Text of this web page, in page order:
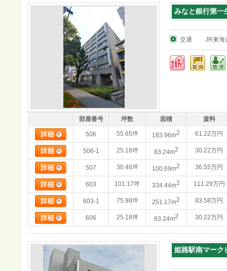
みなと銀行第一
交通 JR東海
部屋番号 坪数 面積 賃料
506 55.65坪 183.96m2 61.22万円
506-1 25.18坪 83.24m2 30.22万円
507 30.46坪 100.69m2 36.55万円
603 101.17坪 334.44m2 111.29万円
603-1 75.98坪 251.17m2 83.58万円
606 25.18坪 83.24m2 30.22万円
姫路駅南マーク